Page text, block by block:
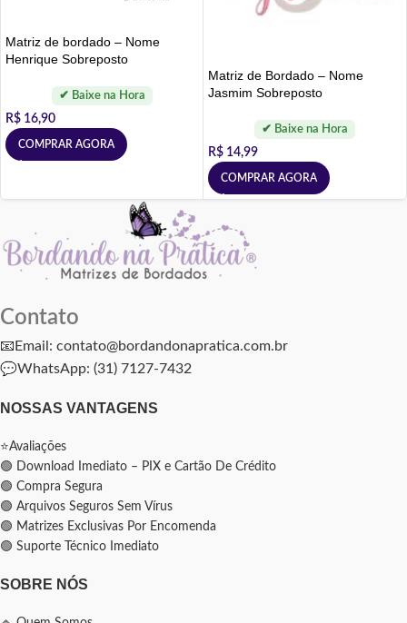
Matriz de bordado – Nome
Henrique Sobreposto
R$ 16,90
COMPRAR AGORA
Matriz de Bordado – Nome
Jasmim Sobreposto
R$ 14,99
COMPRAR AGORA
Contato
📧Email: contato@bordandonapratica.com.br
💬WhatsApp: (31) 7127-7432
NOSSAS VANTAGENS
⭐Avaliações
🟢 Download Imediato – PIX e Cartão De Crédito
🟢 Compra Segura
🟢 Arquivos Seguros Sem Vírus
🟢 Matrizes Exclusivas Por Encomenda
🟢 Suporte Técnico Imediato
SOBRE NÓS